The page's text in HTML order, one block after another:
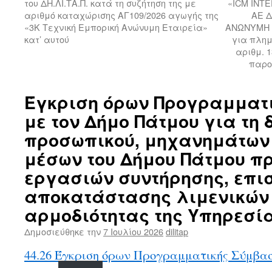
του ΔΗ.ΛΙ.ΤΑ.Π. κατά τη συζήτηση της με
αριθμό καταχώρισης ΑΓ109/2026 αγωγής της
«3Κ Τεχνική Εμπορική Ανώνυμη Εταιρεία»
κατ’ αυτού
«ICM
ΑΕ
ΑΝΩΝΥΜΗ
για
αριθμ.
Έγκριση όρων
με τον Δήμο Πάτμου για τη
προσωπικού, μηχανημάτων
μέσων του Δήμου Πάτμου
εργασιών συντήρησης,
αποκατάστασης
αρμοδιότητας της
Δημοσιεύθηκε την7 Ιουλίου 2026dilitap
44.26 Έγκριση όρων Προγραμματικής